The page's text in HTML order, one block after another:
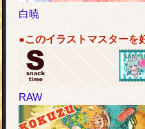
白暁
●このイラストマスターを
RAW